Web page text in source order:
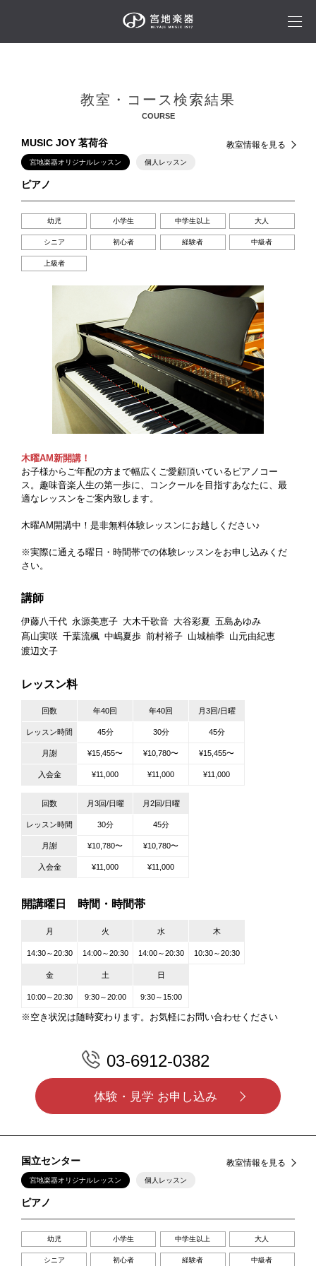
教室・コース検索結果
COURSE
MUSIC JOY 茗荷谷 教室情報を見る
宮地楽器オリジナルレッスン 個人レッスン
ピアノ
幼児 小学生 中学生以上 大人
シニア 初心者 経験者 中級者
上級者
木曜AM新開講！
お子様からご年配の方まで幅広くご愛顧頂いているピアノコー
ス。趣味音楽人生の第一歩に、コンクールを目指すあなたに、最
適なレッスンをご案内致します。
木曜AM開講中！是非無料体験レッスンにお越しください♪
※実際に通える曜日・時間帯での体験レッスンをお申し込みくだ
さい。
講師
伊藤八千代 永源美恵子 大木千歌音 大谷彩夏 五島あゆみ
髙山実咲 千葉流楓 中嶋夏歩 前村裕子 山城柚季 山元由紀恵
渡辺文子
レッスン料
回数 年40回 年40回 月3回/日曜
レッスン時間 45分 30分 45分
月謝 ¥15,455〜 ¥10,780〜 ¥15,455〜
入会金 ¥11,000 ¥11,000 ¥11,000
回数 月3回/日曜 月2回/日曜
レッスン時間 30分 45分
月謝 ¥10,780〜 ¥10,780〜
入会金 ¥11,000 ¥11,000
開講曜日 時間・時間帯
月 火 水 木
14:30～20:30 14:00～20:30 14:00～20:30 10:30～20:30
金 土 日
10:00～20:30 9:30～20:00 9:30～15:00
※空き状況は随時変わります。お気軽にお問い合わせください
03-6912-0382
体験・見学 お申し込み
国立センター 教室情報を見る
宮地楽器オリジナルレッスン 個人レッスン
ピアノ
幼児 小学生 中学生以上 大人
シニア 初心者 経験者 中級者